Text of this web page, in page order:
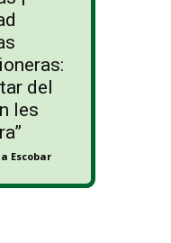
del
les
Escobar -